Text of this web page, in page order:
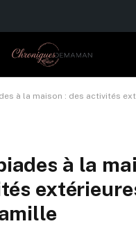
la maison : des activités extérieures
à la